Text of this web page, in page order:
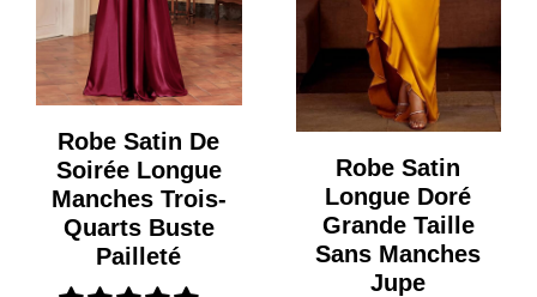
Robe Satin De
Soirée Longue
Manches Trois-
Quarts Buste
Pailleté
Robe Satin
Longue Doré
Grande Taille
Sans Manches
Jupe